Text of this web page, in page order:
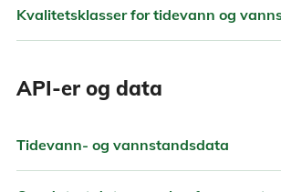
Kvalitetsklasser for tidevann og
API-er og data
Tidevann- og vannstandsdata